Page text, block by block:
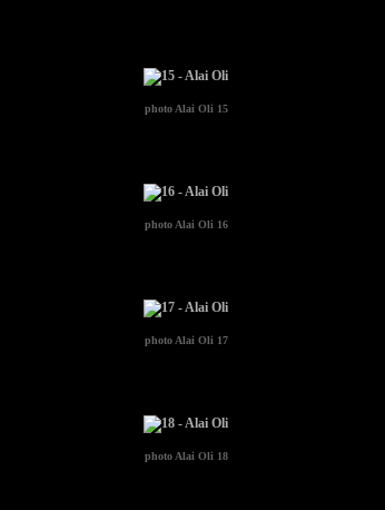
photo Alai Oli 15
photo Alai Oli 16
photo Alai Oli 17
photo Alai Oli 18